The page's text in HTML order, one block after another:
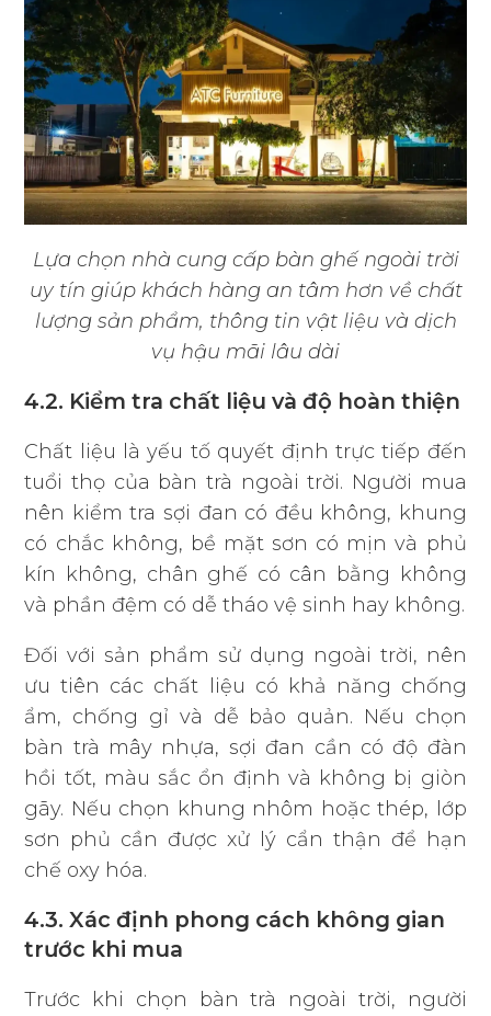
Lựa chọn nhà cung cấp bàn ghế ngoài trời
uy tín giúp khách hàng an tâm hơn về chất
lượng sản phẩm, thông tin vật liệu và dịch
vụ hậu mãi lâu dài
4.2. Kiểm tra chất liệu và độ hoàn thiện
Chất liệu là yếu tố quyết định trực tiếp đến
tuổi thọ của bàn trà ngoài trời. Người mua
nên kiểm tra sợi đan có đều không, khung
có chắc không, bề mặt sơn có mịn và phủ
kín không, chân ghế có cân bằng không
và phần đệm có dễ tháo vệ sinh hay không.
Đối với sản phẩm sử dụng ngoài trời, nên
ưu tiên các chất liệu có khả năng chống
ẩm, chống gỉ và dễ bảo quản. Nếu chọn
bàn trà mây nhựa, sợi đan cần có độ đàn
hồi tốt, màu sắc ổn định và không bị giòn
gãy. Nếu chọn khung nhôm hoặc thép, lớp
sơn phủ cần được xử lý cẩn thận để hạn
chế oxy hóa.
4.3. Xác định phong cách không gian
trước khi mua
Trước khi chọn bàn trà ngoài trời, người